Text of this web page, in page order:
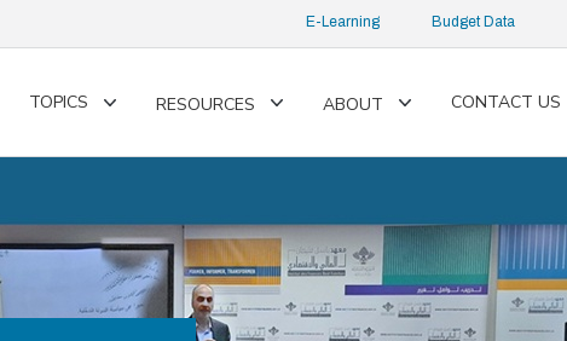
E-Learning Budget Data
TOPICS
ToggleRESOURCES
ToggleABOUT
Toggle
CONTACT US